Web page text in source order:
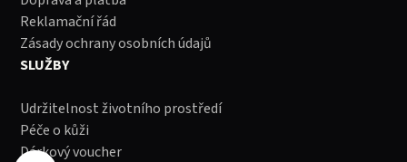
Reklamační řád
Zásady ochrany osobních údajů
SLUŽBY
Udržitelnost životního prostředí
Péče o kůži
Dárkový voucher